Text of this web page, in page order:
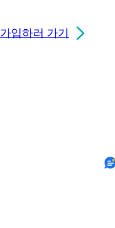
가입하러 가기